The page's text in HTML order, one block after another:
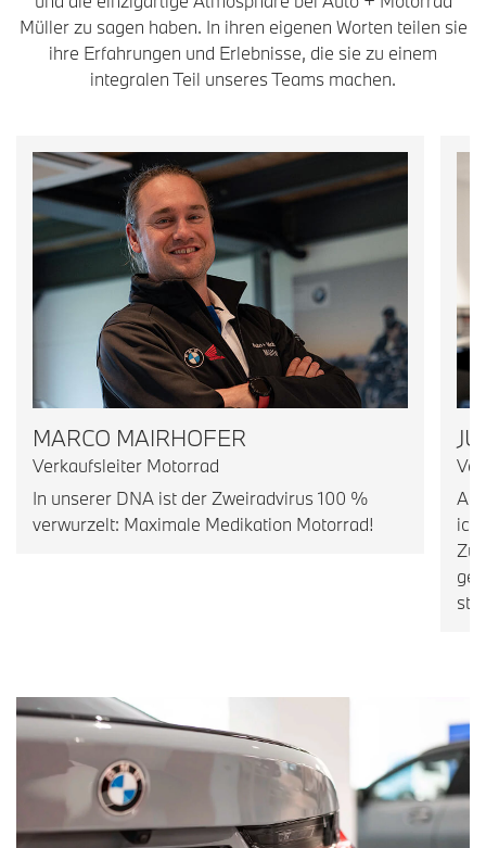
Müller zu sagen haben. In ihren eigenen Worten teilen sie
ihre Erfahrungen und Erlebnisse, die sie zu einem
integralen Teil unseres Teams machen.
MARCO MAIRHOFER
Verkaufsleiter Motorrad
In unserer DNA ist der Zweiradvirus 100 %
verwurzelt: Maximale Medikation Motorrad!
Als
ich